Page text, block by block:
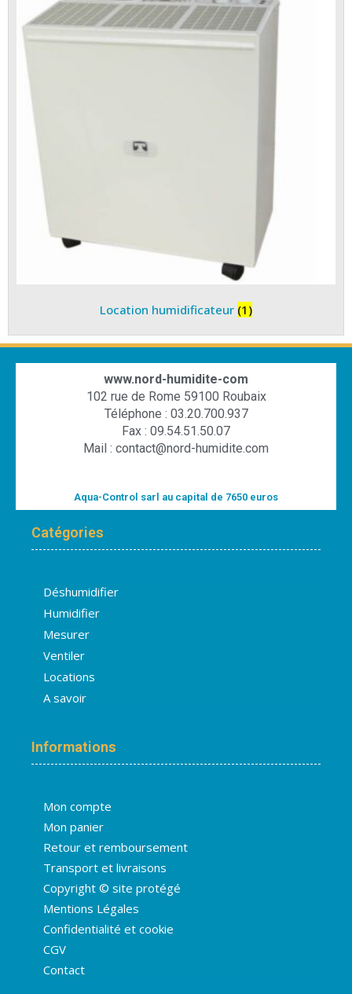
Location humidificateur (1)
www.nord-humidite-com
102 rue de Rome 59100 Roubaix
Téléphone : 03.20.700.937
Fax : 09.54.51.50.07
Mail : contact@nord-humidite.com
Aqua-Control sarl au capital de 7650 euros
Catégories
Déshumidifier
Humidifier
Mesurer
Ventiler
Locations
A savoir
Informations
Mon compte
Mon panier
Retour et remboursement
Transport et livraisons
Copyright © site protégé
Mentions Légales
Confidentialité et cookie
CGV
Contact